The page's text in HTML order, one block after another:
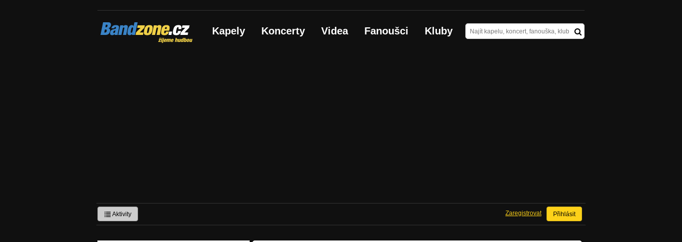
Bandzone.cz
žijeme hudbou Kapely Koncerty Videa Fanoušci Kluby
Aktivity Přihlásit
Zaregistrovat